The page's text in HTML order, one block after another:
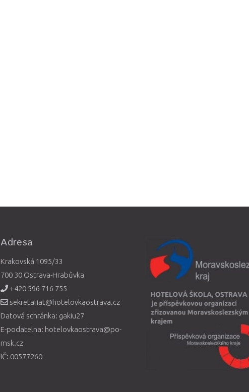
Adresa
Krakovská 1095/33
700 30 Ostrava-Hrabůvka
+420 596 716 755
sekretariat@hotelovkaostrava.cz
Datová schránka: gakiu27
E-podatelna: hotelovkaostrava@po-
msk.cz
IČ: 00577260